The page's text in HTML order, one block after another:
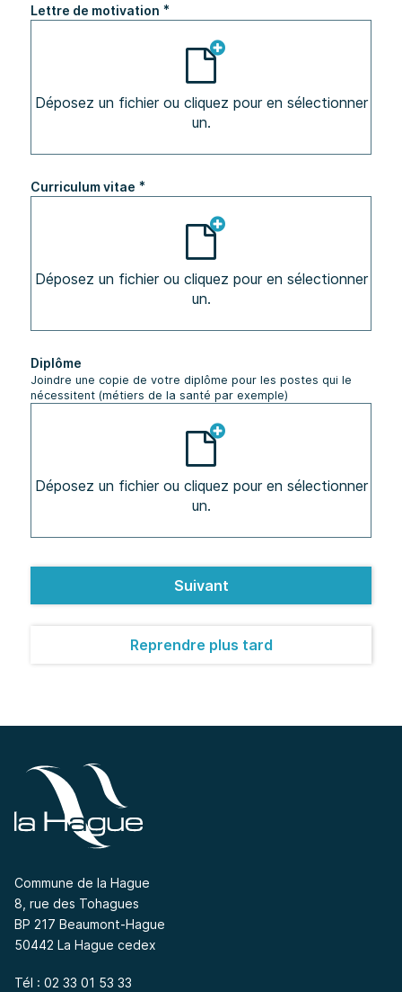
Lettre de motivation *
Déposez un fichier ou cliquez pour en sélectionner
un.
Curriculum vitae *
Déposez un fichier ou cliquez pour en sélectionner
un.
Diplôme
Joindre une copie de votre diplôme pour les postes qui le
nécessitent (métiers de la santé par exemple)
Déposez un fichier ou cliquez pour en sélectionner
un.
Suivant
Reprendre plus tard
Commune de la Hague
8, rue des Tohagues
BP 217 Beaumont-Hague
50442 La Hague cedex
Tél : 02 33 01 53 33